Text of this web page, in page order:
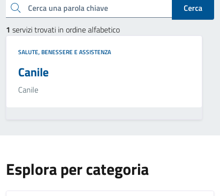
Cerca una parola chiave
Cerca
1 servizi trovati in ordine alfabetico
SALUTE, BENESSERE E ASSISTENZA
Canile
Canile
Esplora per categoria